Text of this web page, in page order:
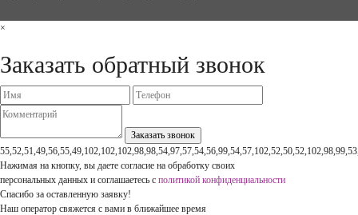
×
Заказать обратный звонок
Нажимая на кнопку, вы даете согласие на обработку своих
персональных данных и соглашаетесь с политикой конфиденциальности
Спасибо за оставленную заявку!
Наш оператор свяжется с вами в ближайшее время